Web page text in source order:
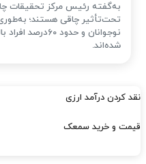
به‌گفته رئیس مرکز تحقیقات
نوجوانان و حدود
شده‌اند.
نقد کردن درآمد ارزی
قیمت و خرید سمعک